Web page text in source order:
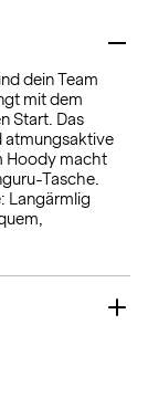
dein Team
mit dem
Start. Das
atmungsaktive
Hoody macht
Tasche.
Langärmlig